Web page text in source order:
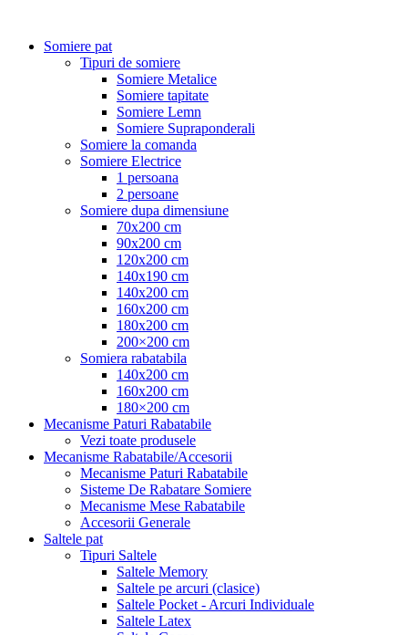
Somiere pat
Tipuri de somiere
Somiere Metalice
Somiere tapitate
Somiere Lemn
Somiere Supraponderali
Somiere la comanda
Somiere Electrice
1 persoana
2 persoane
Somiere dupa dimensiune
70x200 cm
90x200 cm
120x200 cm
140x190 cm
140x200 cm
160x200 cm
180x200 cm
200×200 cm
Somiera rabatabila
140x200 cm
160x200 cm
180×200 cm
Mecanisme Paturi Rabatabile
Vezi toate produsele
Mecanisme Rabatabile/Accesorii
Mecanisme Paturi Rabatabile
Sisteme De Rabatare Somiere
Mecanisme Mese Rabatabile
Accesorii Generale
Saltele pat
Tipuri Saltele
Saltele Memory
Saltele pe arcuri (clasice)
Saltele Pocket - Arcuri Individuale
Saltele Latex